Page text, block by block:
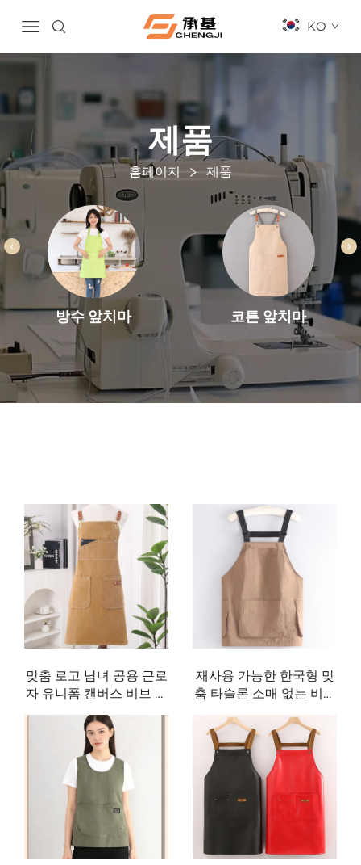
KO
제품
홈페이지 제품
방수 앞치마 코튼 앞치마
맞춤 로고 남녀 공용 근로
자 유니폼 캔버스 비브 에
이프런 주방 바비큐 바 작
업용 상업용 카페 레스토
랑 셰프 면직 웨이터 의류
재사용 가능한 한국형 맞
춤 타슬론 소매 없는 비브
에이프런 남녀용 식료품
점 작업복 네일아트 디저
트 커피 밀크티 전문점용